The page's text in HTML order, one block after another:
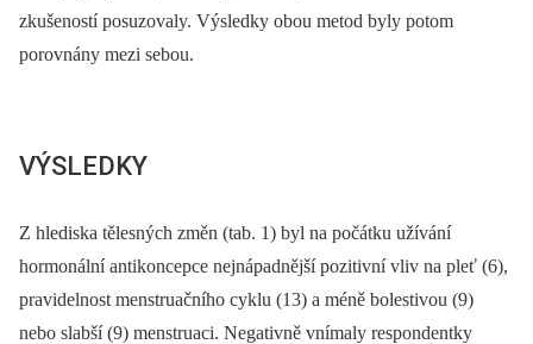
zkušeností posuzovaly. Výsledky obou metod byly potom
porovnány mezi sebou.
VÝSLEDKY
Z hlediska tělesných změn (tab. 1) byl na počátku užívání
hormonální antikoncepce nejnápadnější pozitivní vliv na pleť (6),
pravidelnost menstruačního cyklu (13) a méně bolestivou (9)
nebo slabší (9) menstruaci. Negativně vnímaly respondentky